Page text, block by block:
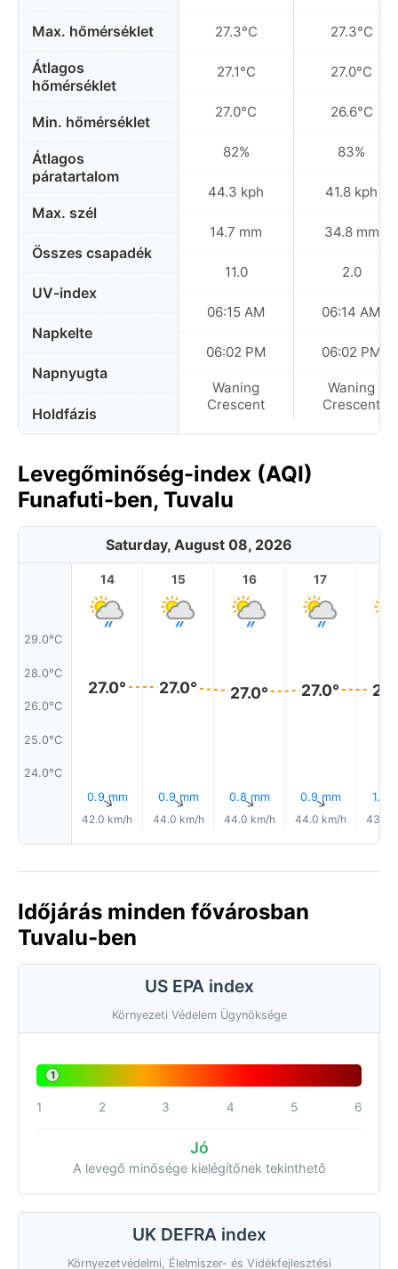
Max. hőmérséklet
Átlagos
hőmérséklet
Min. hőmérséklet
Átlagos
páratartalom
Max. szél
Összes csapadék
UV-index
Napkelte
Napnyugta
Holdfázis
27.3°C
27.1°C
27.0°C
82%
44.3 kph
14.7 mm
11.0
06:15 AM
06:02 PM
Waning
Crescent
27.3°C
27.0°C
26.6°C
83%
41.8 kph
34.8 mm
2.0
06:14 AM
06:02 PM
Waning
Crescent
Levegőminőség-index (AQI)
Funafuti-ben, Tuvalu
Saturday, August 08, 2026
29.0°C
28.0°C
26.0°C
25.0°C
24.0°C
14
27.0°
0.9 mm
↑
42.0 km/h
15
27.0°
0.9 mm
↑
44.0 km/h
16
27.0°
0.8 mm
↑
44.0 km/h
17
27.0°
0.9 mm
↑
44.0 km/h
1.0
43.0
Időjárás minden fővárosban
Tuvalu-ben
US EPA index
Környezeti Védelem Ügynöksége
1
1 2 3 4 5 6
Jó
A levegő minősége kielégítőnek tekinthető
UK DEFRA index
Környezetvédelmi, Élelmiszer- és Vidékfejlesztési